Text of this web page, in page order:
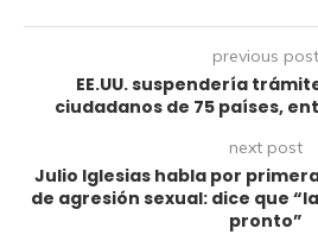
previous post
EE.UU. suspendería
ciudadanos de 75 países,
next post
Julio Iglesias habla por
de agresión sexual: dice que
pronto”